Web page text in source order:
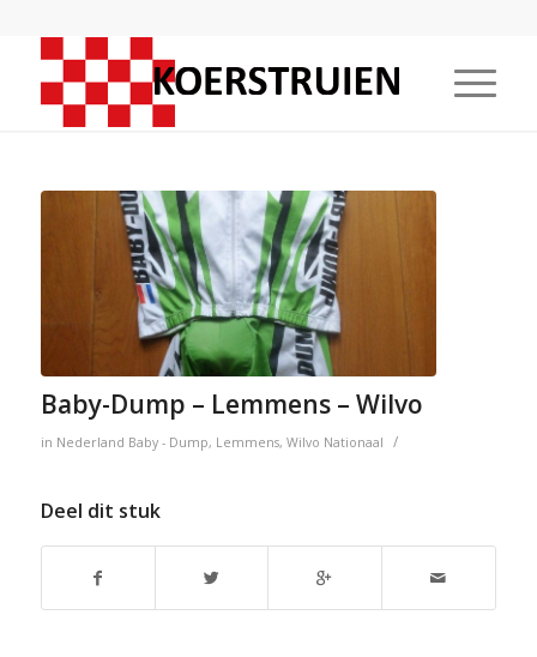
Baby-Dump – Lemmens – Wilvo
in Nederland Baby - Dump, Lemmens, Wilvo Nationaal /
Deel dit stuk